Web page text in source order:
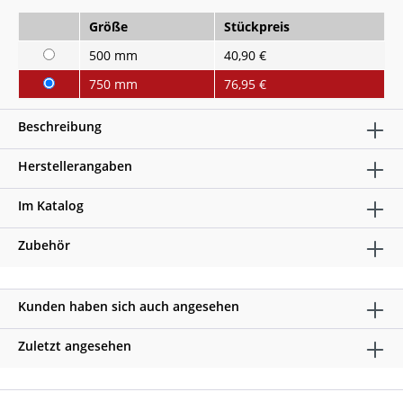
Größe
Stückpreis
500 mm
40,90 €
750 mm
76,95 €
Beschreibung
Herstellerangaben
Im Katalog
Zubehör
Kunden haben sich auch angesehen
Zuletzt angesehen